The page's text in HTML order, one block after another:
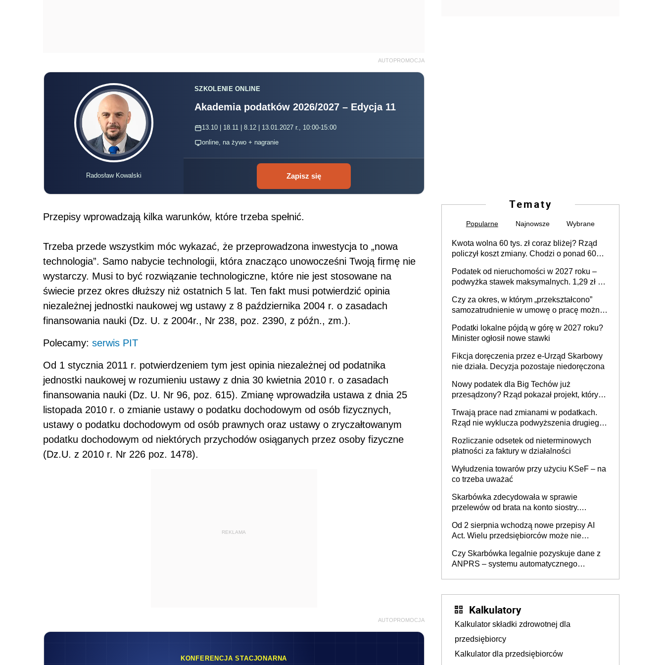
AUTOPROMOCJA
Radosław Kowalski
SZKOLENIE ONLINE
Akademia podatków 2026/2027 – Edycja 11
13.10 | 18.11 | 8.12 | 13.01.2027 r., 10:00-15:00
online, na żywo + nagranie
Zapisz się
Przepisy wprowadzają kilka warunków, które trzeba spełnić.
Trzeba przede wszystkim móc wykazać, że przeprowadzona inwestycja to „nowa
technologia”. Samo nabycie technologii, która znacząco unowocześni Twoją firmę nie
wystarczy. Musi to być rozwiązanie technologiczne, które nie jest stosowane na
świecie przez okres dłuższy niż ostatnich 5 lat. Ten fakt musi potwierdzić opinia
niezależnej jednostki naukowej wg ustawy z 8 października 2004 r. o zasadach
finansowania nauki (Dz. U. z 2004r., Nr 238, poz. 2390, z późn., zm.).
Polecamy: serwis PIT
Od 1 stycznia 2011 r. potwierdzeniem tym jest opinia niezależnej od podatnika
jednostki naukowej w rozumieniu ustawy z dnia 30 kwietnia 2010 r. o zasadach
finansowania nauki (Dz. U. Nr 96, poz. 615). Zmianę wprowadziła ustawa z dnia 25
listopada 2010 r. o zmianie ustawy o podatku dochodowym od osób fizycznych,
ustawy o podatku dochodowym od osób prawnych oraz ustawy o zryczałtowanym
podatku dochodowym od niektórych przychodów osiąganych przez osoby fizyczne
(Dz.U. z 2010 r. Nr 226 poz. 1478).
REKLAMA
AUTOPROMOCJA
KONFERENCJA STACJONARNA
Tematy
Popularne Najnowsze Wybrane
Kwota wolna 60 tys. zł coraz bliżej? Rząd
policzył koszt zmiany. Chodzi o ponad 60
Podatek od nieruchomości w 2027 roku –
podwyżka stawek maksymalnych. 1,29 zł za
budynków i lokali związanych z
prowadzeniem działalności gospodarczej
Czy za okres, w którym „przekształcono”
samozatrudnienie w umowę o pracę można
umowy cywilnoprawnej jedynym
racjonalnym wyjściem
Podatki lokalne pójdą w górę w 2027 roku?
Minister ogłosił nowe stawki
Fikcja doręczenia przez e-Urząd Skarbowy
nie działa. Decyzja pozostaje niedoręczona
Nowy podatek dla Big Techów już
przesądzony? Rząd pokazał projekt, który
Trwają prace nad zmianami w podatkach.
Rząd nie wyklucza podwyższenia drugiego
Rozliczanie odsetek od nieterminowych
płatności za faktury w działalności
Wyłudzenia towarów przy użyciu KSeF – na
co trzeba uważać
Skarbówka zdecydowała w sprawie
przelewów od brata na konto siostry.
darowizna, ale podatku jednak nie będzie
Od 2 sierpnia wchodzą nowe przepisy AI
Act. Wielu przedsiębiorców może nie
Czy Skarbówka legalnie pozyskuje dane z
ANPRS – systemu automatycznego
Kalkulatory
Kalkulator składki zdrowotnej dla
przedsiębiorcy
Kalkulator dla przedsiębiorców